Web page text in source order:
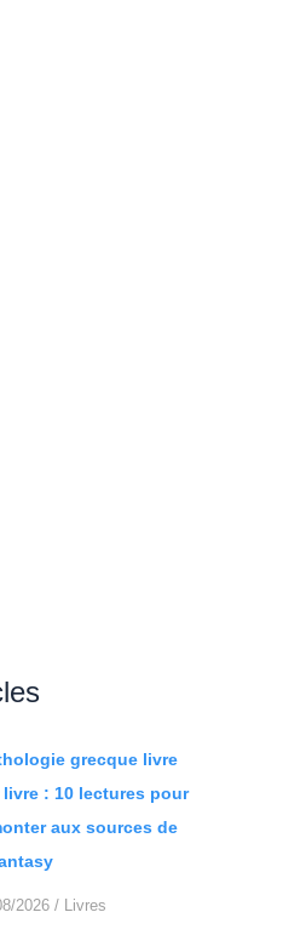
grecque livre
livre : 10 lectures pour
aux sources de
2026 / Livres